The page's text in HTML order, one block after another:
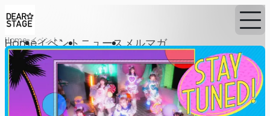
Homeイベントニュースメルマガ
Home イベント